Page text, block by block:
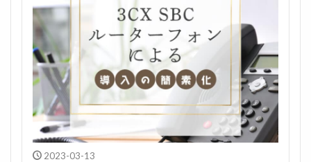
2023-03-13